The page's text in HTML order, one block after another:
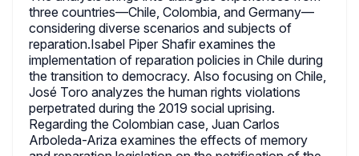
three countries—Chile, Colombia, and Germany—
considering diverse scenarios and subjects of
reparation.Isabel Piper Shafir examines the
implementation of reparation policies in Chile during
the transition to democracy. Also focusing on Chile,
José Toro analyzes the human rights violations
perpetrated during the 2019 social uprising.
Regarding the Colombian case, Juan Carlos
Arboleda-Ariza examines the effects of memory